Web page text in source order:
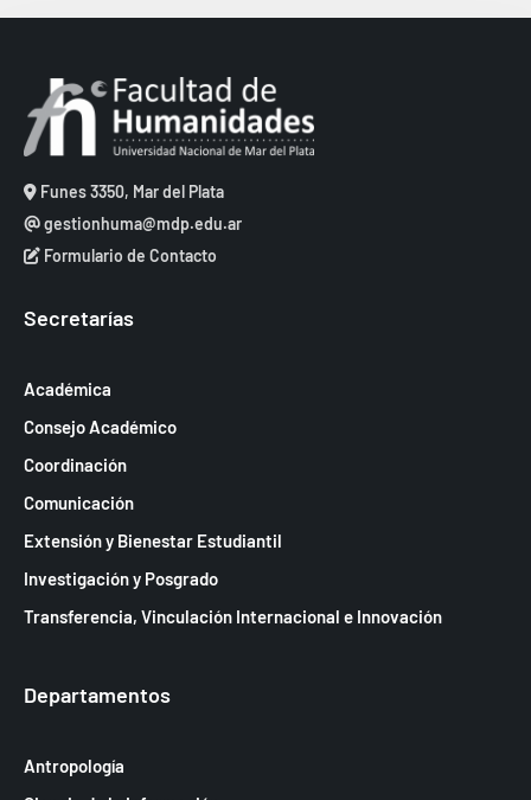
Funes 3350, Mar del Plata
gestionhuma@mdp.edu.ar
Formulario de Contacto
Secretarías
Académica
Consejo Académico
Coordinación
Comunicación
Extensión y Bienestar Estudiantil
Investigación y Posgrado
Transferencia, Vinculación Internacional e Innovación
Departamentos
Antropología